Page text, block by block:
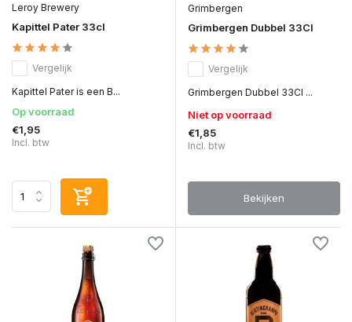
Leroy Brewery
Kapittel Pater 33cl
Vergelijk
Kapittel Pater is een B...
Op voorraad
€1,95
Incl. btw
Grimbergen
Grimbergen Dubbel 33Cl
Vergelijk
Grimbergen Dubbel 33Cl ...
Niet op voorraad
€1,85
Incl. btw
Bekijken